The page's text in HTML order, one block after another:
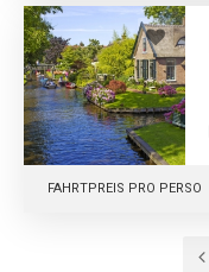
FAHRTPREIS PRO PERSO